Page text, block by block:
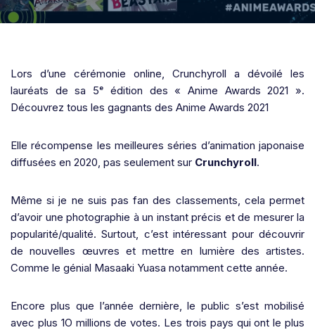
Lors d’une cérémonie online, Crunchyroll a dévoilé les
lauréats de sa 5ᵉ édition des « Anime Awards 2021 ».
Découvrez tous les gagnants des Anime Awards 2021
Elle récompense les meilleures séries d’animation japonaise
diffusées en 2020, pas seulement sur Crunchyroll.
Même si je ne suis pas fan des classements, cela permet
d’avoir une photographie à un instant précis et de mesurer la
popularité/qualité. Surtout, c’est intéressant pour découvrir
de nouvelles œuvres et mettre en lumière des artistes.
Comme le génial Masaaki Yuasa notamment cette année.
Encore plus que l’année dernière, le public s’est mobilisé
avec plus 1O millions de votes. Les trois pays qui ont le plus